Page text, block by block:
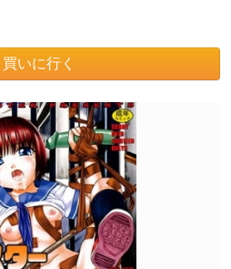
買いに行く